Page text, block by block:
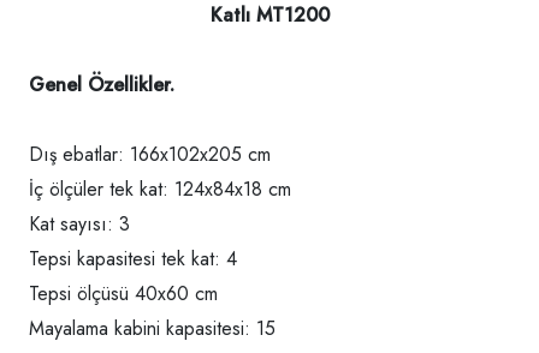
Katlı MT1200
Genel Özellikler.
Dış ebatlar: 166x102x205 cm
İç ölçüler tek kat: 124x84x18 cm
Kat sayısı: 3
Tepsi kapasitesi tek kat: 4
Tepsi ölçüsü 40x60 cm
Mayalama kabini kapasitesi: 15